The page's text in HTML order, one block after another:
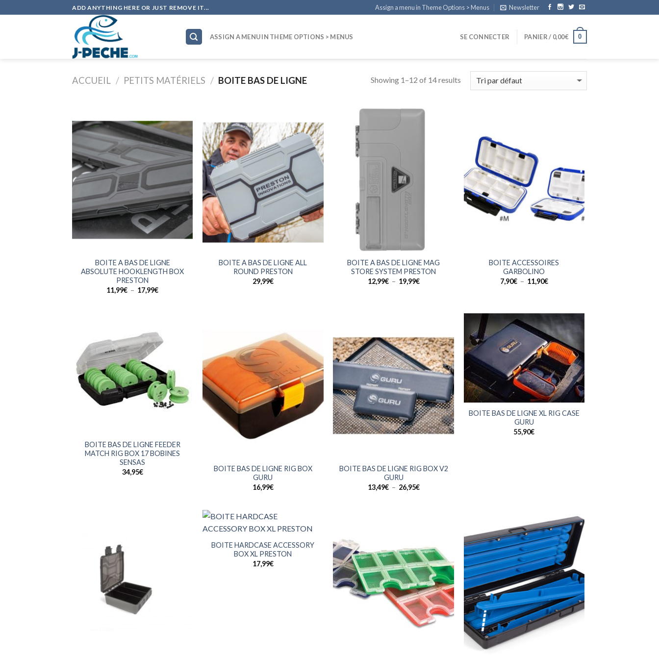
to
ADD ANYTHING HERE OR JUST REMOVE IT... Assign a menu in Theme Options > Menus Newsletter
ASSIGN A MENU IN THEME OPTIONS > MENUS SE CONNECTER PANIER / 0,00€ 0
ACCUEIL / PETITS MATÉRIELS / BOITE BAS DE LIGNE Showing 1–12 of 14 results
BOITE A BAS DE LIGNE
ABSOLUTE HOOKLENGTH BOX
PRESTON
11,99€ – 17,99€Plage
+
BOITE A BAS DE LIGNE ALL
ROUND PRESTON
29,99€
BOITE A BAS DE LIGNE MAG
STORE SYSTEM PRESTON
12,99€ – 19,99€Plage
BOITE ACCESSOIRES
GARBOLINO
7,90€ – 11,90€Plage
11,90€
BOITE BAS DE LIGNE FEEDER
MATCH RIG BOX 17 BOBINES
SENSAS
34,95€
BOITE BAS DE LIGNE RIG BOX
GURU
16,99€
BOITE BAS DE LIGNE RIG BOX V2
GURU
13,49€ – 26,95€Plage
+
BOITE BAS DE LIGNE XL RIG CASE
GURU
55,90€
+
BOITE HARDCASE ACCESSORY
BOX XL PRESTON
17,99€
+